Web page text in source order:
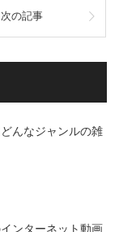
次の記事
んなジャンルの雑
ンターネット動画